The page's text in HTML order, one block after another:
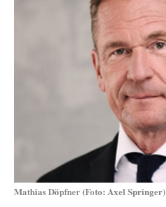
Mathias Döpfner (Foto: Axel Springer)